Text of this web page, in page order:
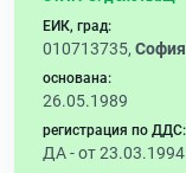
ЕИК, град:
010713735, София
основана:
26.05.1989
регистрация по ДДС:
ДА - от 23.03.1994